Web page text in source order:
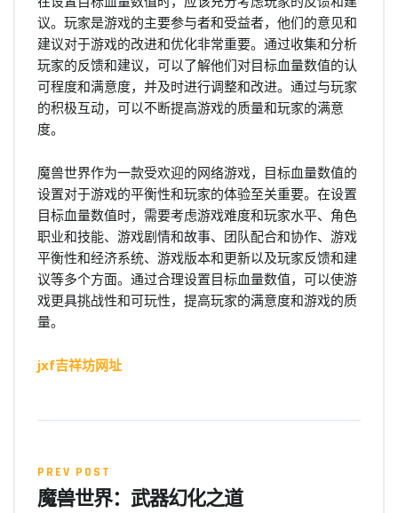
议。玩家是游戏的主要参与者和受益者，他们的意见和
建议对于游戏的改进和优化非常重要。通过收集和分析
玩家的反馈和建议，可以了解他们对目标血量数值的认
可程度和满意度，并及时进行调整和改进。通过与玩家
的积极互动，可以不断提高游戏的质量和玩家的满意
度。
魔兽世界作为一款受欢迎的网络游戏，目标血量数值的
设置对于游戏的平衡性和玩家的体验至关重要。在设置
目标血量数值时，需要考虑游戏难度和玩家水平、角色
职业和技能、游戏剧情和故事、团队配合和协作、游戏
平衡性和经济系统、游戏版本和更新以及玩家反馈和建
议等多个方面。通过合理设置目标血量数值，可以使游
戏更具挑战性和可玩性，提高玩家的满意度和游戏的质
量。
jxf吉祥坊网址
PREV POST
魔兽世界：武器幻化之道